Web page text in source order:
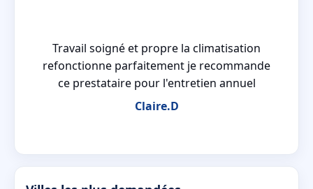
Travail soigné et propre la climatisation
refonctionne parfaitement je recommande
ce prestataire pour l'entretien annuel
Claire.D